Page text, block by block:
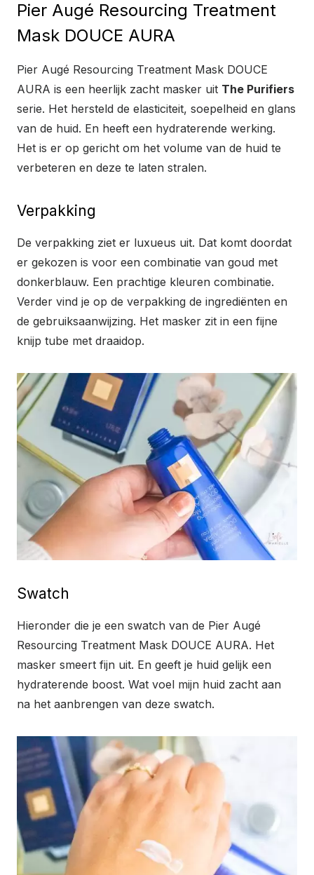
Pier Augé Resourcing Treatment
Mask DOUCE AURA
Pier Augé Resourcing Treatment Mask DOUCE
AURA is een heerlijk zacht masker uit The Purifiers
serie. Het hersteld de elasticiteit, soepelheid en glans
van de huid. En heeft een hydraterende werking.
Het is er op gericht om het volume van de huid te
verbeteren en deze te laten stralen.
Verpakking
De verpakking ziet er luxueus uit. Dat komt doordat
er gekozen is voor een combinatie van goud met
donkerblauw. Een prachtige kleuren combinatie.
Verder vind je op de verpakking de ingrediënten en
de gebruiksaanwijzing. Het masker zit in een fijne
knijp tube met draaidop.
Swatch
Hieronder die je een swatch van de Pier Augé
Resourcing Treatment Mask DOUCE AURA. Het
masker smeert fijn uit. En geeft je huid gelijk een
hydraterende boost. Wat voel mijn huid zacht aan
na het aanbrengen van deze swatch.